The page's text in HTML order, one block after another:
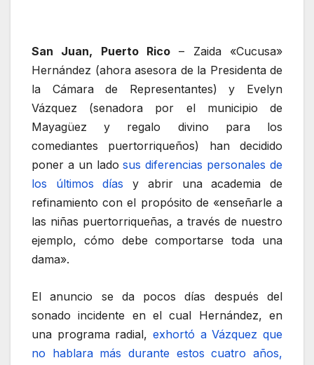
San Juan, Puerto Rico – Zaida «Cucusa»
Hernández (ahora asesora de la Presidenta de
la Cámara de Representantes) y Evelyn
Vázquez (senadora por el municipio de
Mayagüez y regalo divino para los
comediantes puertorriqueños) han decidido
poner a un ladosus diferencias personales de
los últimos días y abrir una academia de
refinamiento con el propósito de «enseñarle a
las niñas puertorriqueñas, a través de nuestro
ejemplo, cómo debe comportarse toda una
dama».
El anuncio se da pocos días después del
sonado incidente en el cual Hernández, en
una programa radial, exhortó a Vázquez que
no hablara más durante estos cuatro años,